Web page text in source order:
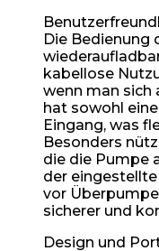
Die Bedienung
kabellose
wenn man sich
hat sowohl
Eingang, was
Besonders
die die Pumpe
der
vor
sicherer und
Design und